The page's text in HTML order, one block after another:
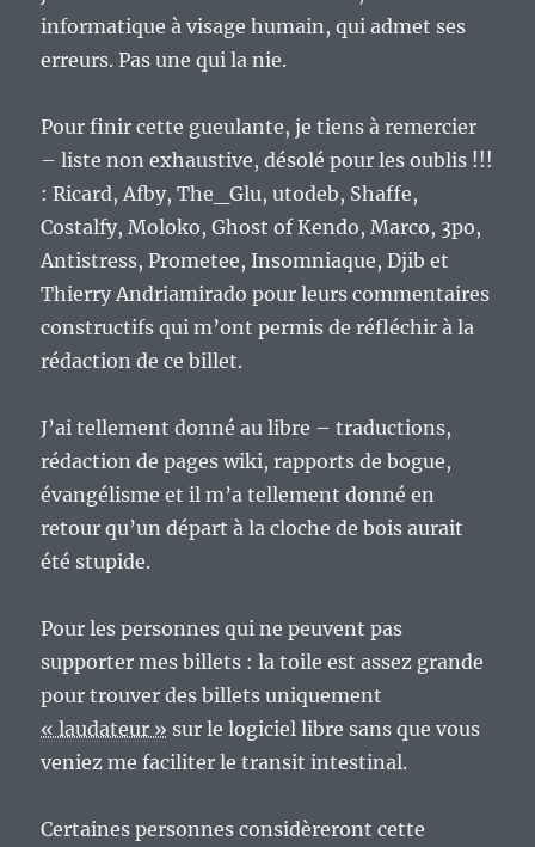
informatique à visage humain, qui admet ses
erreurs. Pas une qui la nie.
Pour finir cette gueulante, je tiens à remercier
– liste non exhaustive, désolé pour les oublis !!!
: Ricard, Afby, The_Glu, utodeb, Shaffe,
Costalfy, Moloko, Ghost of Kendo, Marco, 3po,
Antistress, Prometee, Insomniaque, Djib et
Thierry Andriamirado pour leurs commentaires
constructifs qui m’ont permis de réfléchir à la
rédaction de ce billet.
J’ai tellement donné au libre – traductions,
rédaction de pages wiki, rapports de bogue,
évangélisme et il m’a tellement donné en
retour qu’un départ à la cloche de bois aurait
été stupide.
Pour les personnes qui ne peuvent pas
supporter mes billets : la toile est assez grande
pour trouver des billets uniquement
« laudateur » sur le logiciel libre sans que vous
veniez me faciliter le transit intestinal.
Certaines personnes considèreront cette